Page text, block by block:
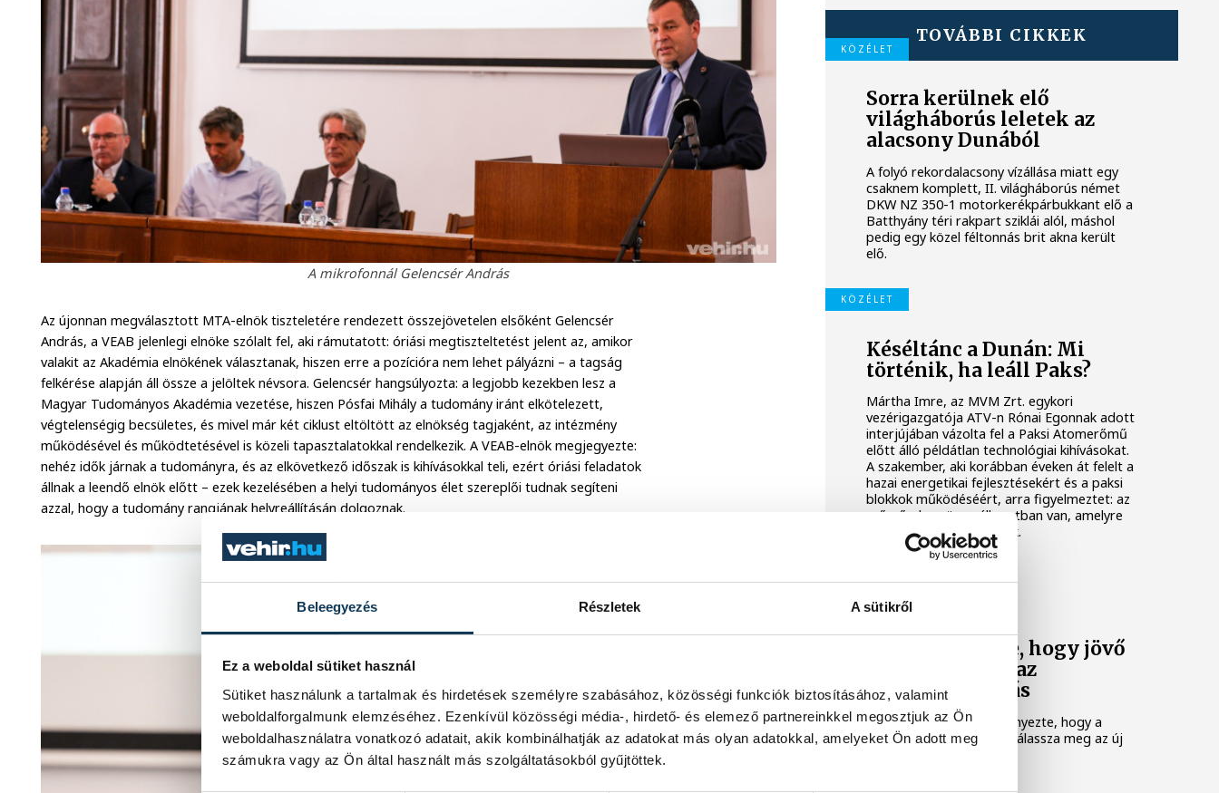
Beleegyezés Részletek A sütikről
Ez a weboldal sütiket használ
Sütiket használunk a tartalmak és hirdetések személyre szabásához, közösségi funkciók biztosításához, valamint
weboldalforgalmunk elemzéséhez. Ezenkívül közösségi média-, hirdető- és elemező partnereinkkel megosztjuk az Ön
weboldalhasználatra vonatkozó adatait, akik kombinálhatják az adatokat más olyan adatokkal, amelyeket Ön adott meg
számukra vagy az Ön által használt más szolgáltatásokból gyűjtöttek.
A mikrofonnál Gelencsér András
Az újonnan megválasztott MTA-elnök tiszteletére rendezett összejövetelen elsőként Gelencsér
András, a VEAB jelenlegi elnöke szólalt fel, aki rámutatott: óriási megtiszteltetést jelent az, amikor
valakit az Akadémia elnökének választanak, hiszen erre a pozícióra nem lehet pályázni – a tagság
felkérése alapján áll össze a jelöltek névsora. Gelencsér hangsúlyozta: a legjobb kezekben lesz a
Magyar Tudományos Akadémia vezetése, hiszen Pósfai Mihály a tudomány iránt elkötelezett,
végtelenségig becsületes, és mivel már két ciklust eltöltött az elnökség tagjaként, az intézmény
működésével és működtetésével is közeli tapasztalatokkal rendelkezik. A VEAB-elnök megjegyezte:
nehéz idők járnak a tudományra, és az elkövetkező időszak is kihívásokkal teli, ezért óriási feladatok
állnak a leendő elnök előtt – ezek kezelésében a helyi tudományos élet szereplői tudnak segíteni
azzal, hogy a tudomány rangjának helyreállításán dolgoznak.
TOVÁBBI CIKKEK
KÖZÉLET
Sorra kerülnek elő
világháborús leletek az
alacsony Dunából
A folyó rekordalacsony vízállása miatt egy
csaknem komplett, II. világháborús német
DKW NZ 350-1 motorkerékpárbukkant elő a
Batthyány téri rakpart sziklái alól, máshol
pedig egy közel féltonnás brit akna került
elő.
KÖZÉLET
Késéltánc a Dunán: Mi
történik, ha leáll Paks?
Mártha Imre, az MVM Zrt. egykori
vezérigazgatója ATV-n Rónai Egonnak adott
interjújában vázolta fel a Paksi Atomerőmű
előtt álló példátlan technológiai kihívásokat.
A szakember, aki korábban éveken át felelt a
hazai energetikai fejlesztésekért és a paksi
blokkok működéséért, arra figyelmeztet: az
erőmű olyan üzemállapotban van, amelyre
eredetileg nem tervezték.
A Tisza-frakció
kezdeményezte, hogy jövő
kedden legyen az
államfőválasztás
A Tisza-frakció kezdeményezte, hogy a
parlament jövő kedden válassza meg az új